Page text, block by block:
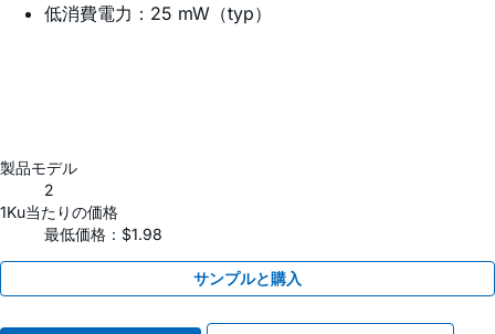
低消費電力：25 mW（typ）
製品モデル
2
1Ku当たりの価格
最低価格：$1.98
サンプルと購入